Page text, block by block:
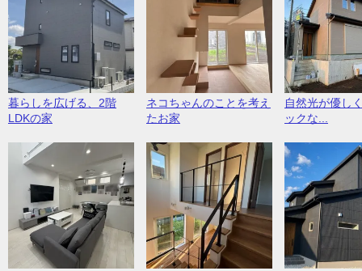
暮らしを広げる、2階
LDKの家
ネコちゃんのことを考え
たお家
自然光が優し
ックな...